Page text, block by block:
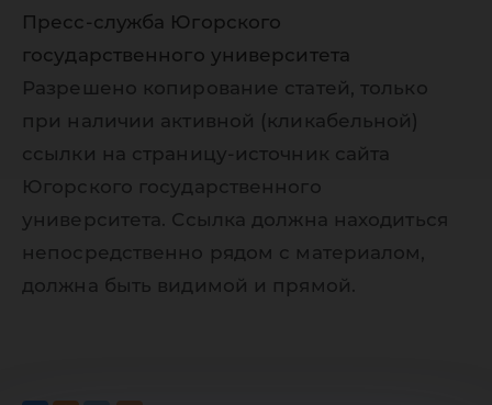
Пресс-служба Югорского
государственного университета
Разрешено копирование статей, только
при наличии активной (кликабельной)
ссылки на страницу-источник сайта
Югорского государственного
университета. Ссылка должна находиться
непосредственно рядом с материалом,
должна быть видимой и прямой.